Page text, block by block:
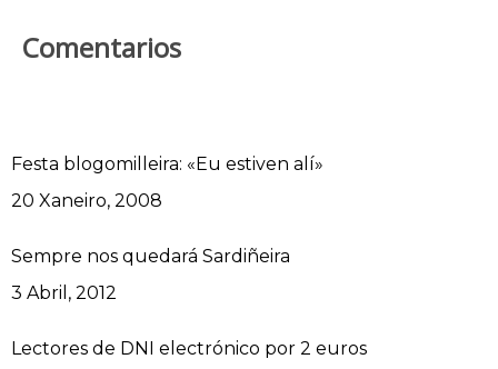
Comentarios
Festa blogomilleira: «Eu estiven alí»
Data
20 Xaneiro, 2008
Sempre nos quedará Sardiñeira
Data
3 Abril, 2012
Lectores de DNI electrónico por 2 euros